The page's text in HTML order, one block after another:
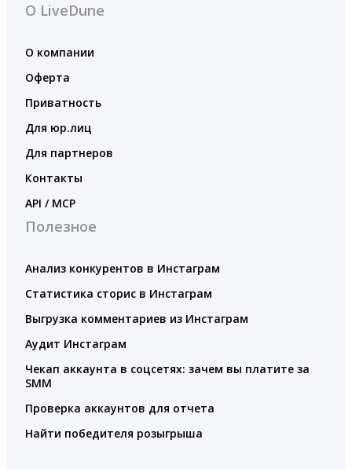
О LiveDune
О компании
Оферта
Приватность
Для юр.лиц
Для партнеров
Контакты
API / MCP
Полезное
Анализ конкурентов в Инстаграм
Статистика сторис в Инстаграм
Выгрузка комментариев из Инстаграм
Аудит Инстаграм
Чекап аккаунта в соцсетях: зачем вы платите за
SMM
Проверка аккаунтов для отчета
Найти победителя розыгрыша